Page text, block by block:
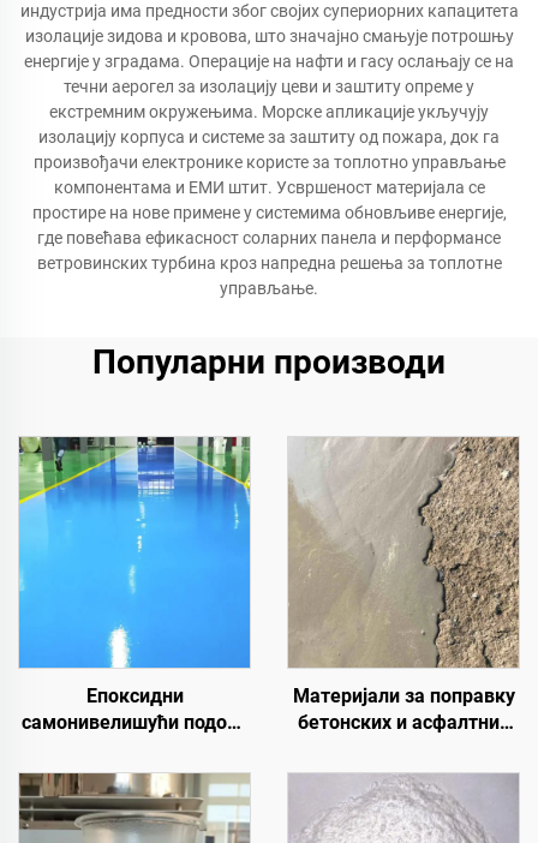
индустрија има предности због својих супериорних капацитета
изолације зидова и кровова, што значајно смањује потрошњу
енергије у зградама. Операције на нафти и гасу ослањају се на
течни аерогел за изолацију цеви и заштиту опреме у
екстремним окружењима. Морске апликације укључују
изолацију корпуса и системе за заштиту од пожара, док га
произвођачи електронике користе за топлотно управљање
компонентама и ЕМИ штит. Усвршеност материјала се
простире на нове примене у системима обновљиве енергије,
где повећава ефикасност соларних панела и перформансе
ветровинских турбина кроз напредна решења за топлотне
управљање.
Популарни производи
Епоксидни
самонивелишући подови
индустријске и луксузне
стамбене пројекте
Материјали за поправку
бетонских и асфалтних
оштећења коловоза и
реновирање површина